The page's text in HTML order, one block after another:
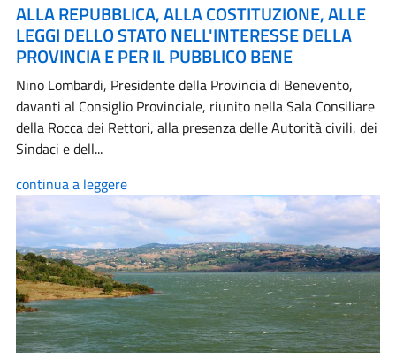
ALLA REPUBBLICA, ALLA COSTITUZIONE, ALLE
LEGGI DELLO STATO NELL'INTERESSE DELLA
PROVINCIA E PER IL PUBBLICO BENE
Nino Lombardi, Presidente della Provincia di Benevento,
davanti al Consiglio Provinciale, riunito nella Sala Consiliare
della Rocca dei Rettori, alla presenza delle Autorità civili, dei
Sindaci e dell...
continua a leggere